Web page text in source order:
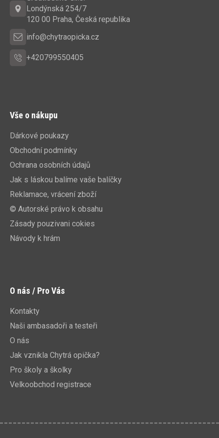
Londýnská 254/7
120 00 Praha, Česká republika
info@chytraopicka.cz
+420799550405
Vše o nákupu
Dárkové poukazy
Obchodní podmínky
Ochrana osobních údajů
Jak s láskou balíme vaše balíčky
Reklamace, vrácení zboží
© Autorské právo k obsahu
Zásady pouzivani cokies
Návody k hrám
O nás / Pro Vás
Kontakty
Naši ambasadoři a testeři
O nás
Jak vznikla Chytrá opička?
Pro školy a školky
Velkoobchod registrace